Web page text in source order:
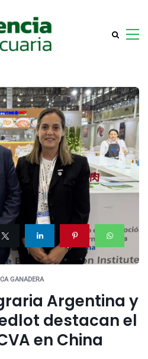
GANADERA
Argentina y
destacan el
en China